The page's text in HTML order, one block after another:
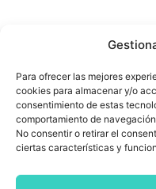
Para ofrecer las mejores
cookies para almacenar y/o
consentimiento de estas
comportamiento de
No consentir o retirar el
ciertas características y